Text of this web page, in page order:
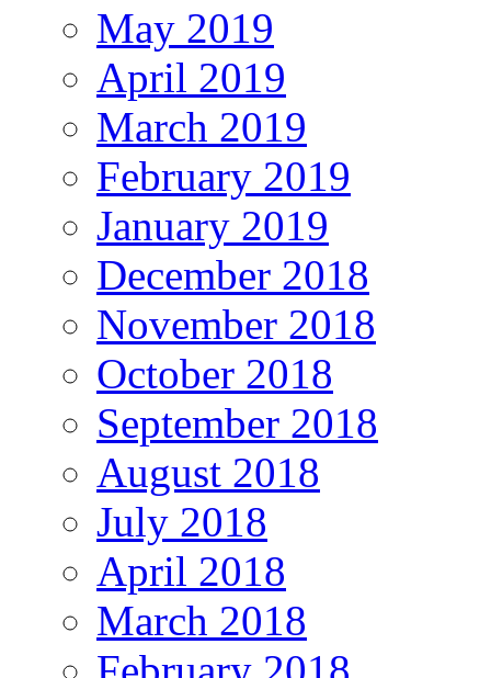
May 2019
April 2019
March 2019
February 2019
January 2019
December 2018
November 2018
October 2018
September 2018
August 2018
July 2018
April 2018
March 2018